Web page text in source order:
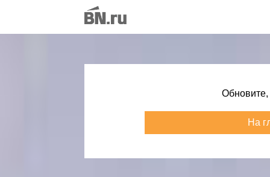
Обновите,
На